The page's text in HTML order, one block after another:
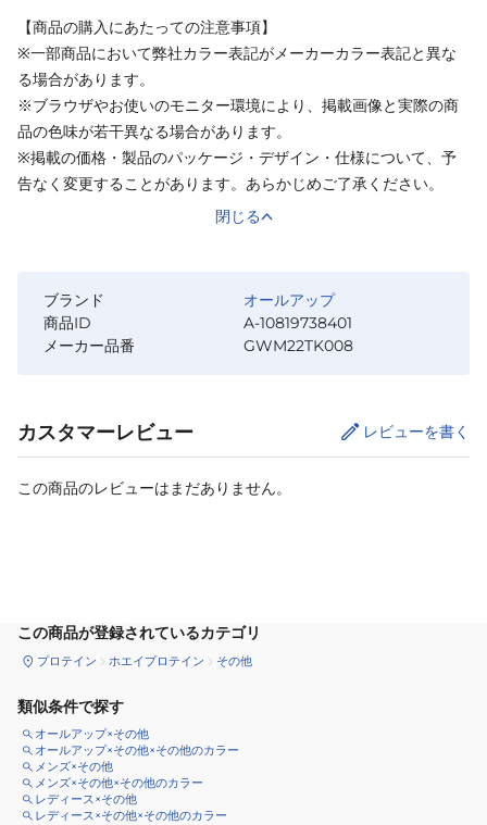
【商品の購入にあたっての注意事項】
※一部商品において弊社カラー表記がメーカーカラー表記と異な
る場合があります。
※ブラウザやお使いのモニター環境により、掲載画像と実際の商
品の色味が若干異なる場合があります。
※掲載の価格・製品のパッケージ・デザイン・仕様について、予
告なく変更することがあります。あらかじめご了承ください。
閉じる
ブランド
オールアップ
商品ID
A-10819738401
メーカー品番
GWM22TK008
カスタマーレビュー レビューを書く
この商品のレビューはまだありません。
この商品が登録されているカテゴリ
プロテイン ホエイプロテイン その他
類似条件で探す
オールアップ×その他
オールアップ×その他×その他のカラー
メンズ×その他
メンズ×その他×その他のカラー
レディース×その他
レディース×その他×その他のカラー